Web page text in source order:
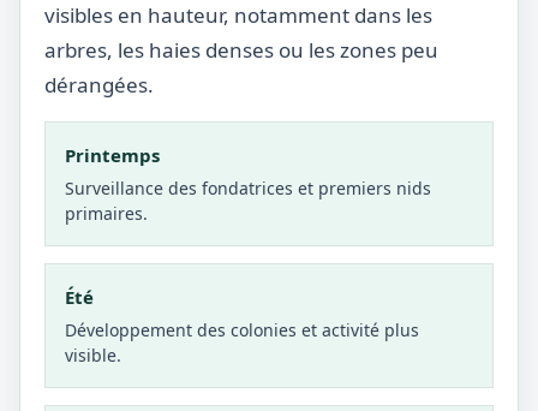
visibles en hauteur, notamment dans les
arbres, les haies denses ou les zones peu
dérangées.
Printemps
Surveillance des fondatrices et premiers nids
primaires.
Été
Développement des colonies et activité plus
visible.